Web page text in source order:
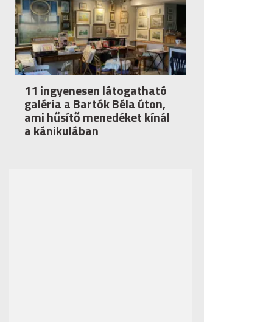
11 ingyenesen látogatható
galéria a Bartók Béla úton,
ami hűsítő menedéket kínál
a kánikulában